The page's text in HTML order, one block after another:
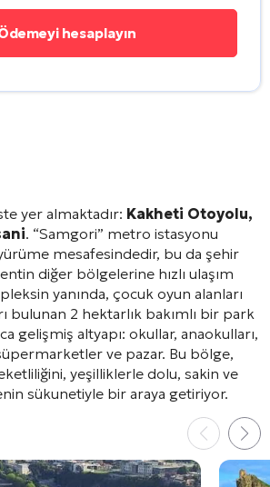
yer almaktadır: Kakheti Otoyolu,
. “Samgori” metro istasyonu
mesafesindedir, bu da şehir
diğer bölgelerine hızlı ulaşım
yanında, çocuk oyun alanları
bulunan 2 hektarlık bakımlı bir park
gelişmiş altyapı: okullar, anaokulları,
ve pazar. Bu bölge,
yeşilliklerle dolu, sakin ve
sükunetiyle bir araya getiriyor.